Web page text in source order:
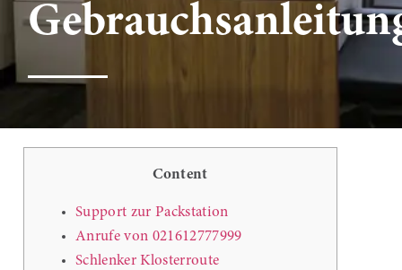
Content
Support zur Packstation
Anrufe von 021612777999
Schlenker Klosterroute